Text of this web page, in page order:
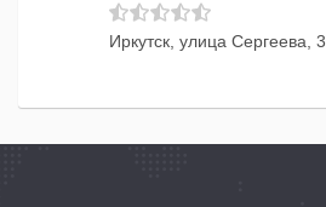
Иркутск, улица Сергеева, 3